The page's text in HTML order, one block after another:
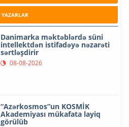
YAZARLAR
Danimarka məktəblərdə süni
intellektdən istifadəyə nəzarəti
sərtləşdirir
08-08-2026
“Azərkosmos”un KOSMİK
Akademiyası mükafata layiq
görülüb